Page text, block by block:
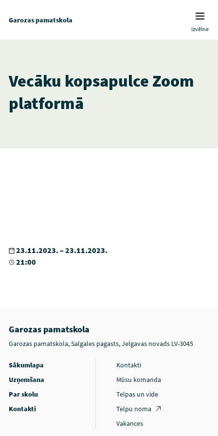
Garozas pamatskola
Izvēlne
Vecāku kopsapulce Zoom
platformā
23.11.2023. – 23.11.2023.
21:00
Garozas pamatskola
Garozas pamatskola, Salgales pagasts, Jelgavas novads LV-3045
Sākumlapa
Uzņemšana
Par skolu
Kontakti
Kontakti
Mūsu komanda
Telpas un vide
Telpu noma
Vakances